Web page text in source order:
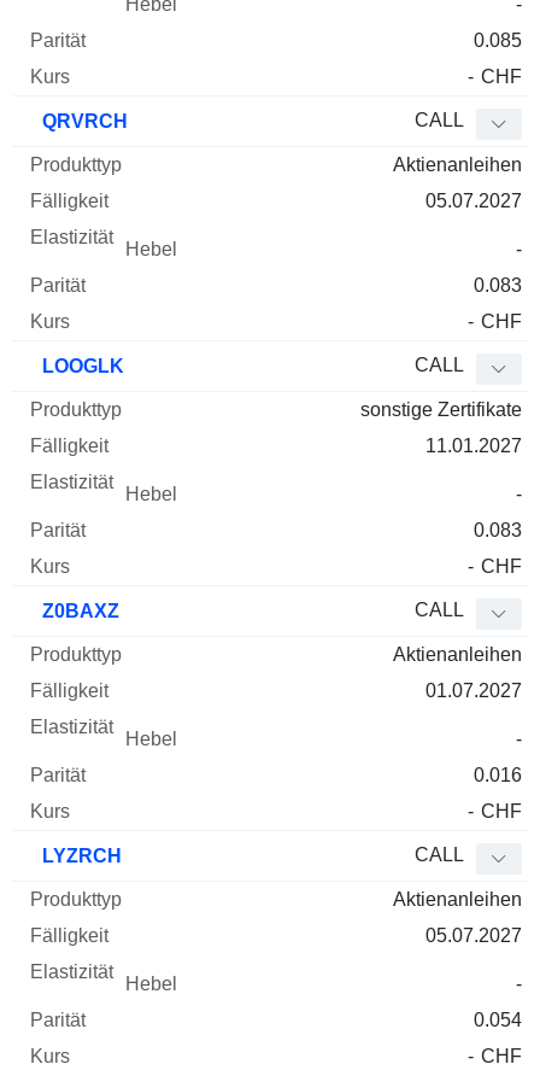
-
0.085
- CHF
QRVRCH CALL
Aktienanleihen
05.07.2027
-
0.083
- CHF
LOOGLK CALL
sonstige Zertifikate
11.01.2027
-
0.083
- CHF
Z0BAXZ CALL
Aktienanleihen
01.07.2027
-
0.016
- CHF
LYZRCH CALL
Aktienanleihen
05.07.2027
-
0.054
- CHF